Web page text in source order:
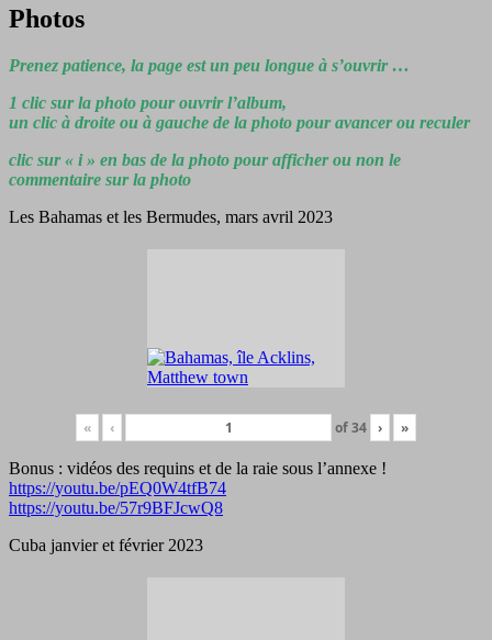
Photos
Prenez patience, la page est un peu longue à s’ouvrir …
1 clic sur la photo pour ouvrir l’album,
un clic à droite ou à gauche de la photo pour avancer ou reculer
clic sur « i » en bas de la photo pour afficher ou non le
commentaire sur la photo
Les Bahamas et les Bermudes, mars avril 2023
« ‹ of34 › »
Bonus : vidéos des requins et de la raie sous l’annexe !
https://youtu.be/pEQ0W4tfB74
https://youtu.be/57r9BFJcwQ8
Cuba janvier et février 2023